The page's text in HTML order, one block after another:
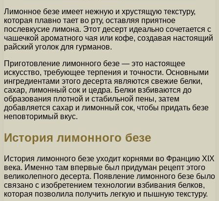
Лимонное безе имеет нежную и хрустящую текстуру,
которая плавно тает во рту, оставляя приятное
послевкусие лимона. Этот десерт идеально сочетается с
чашечкой ароматного чая или кофе, создавая настоящий
райский уголок для гурманов.
Приготовление лимонного безе — это настоящее
искусство, требующее терпения и точности. Основными
ингредиентами этого десерта являются свежие белки,
сахар, лимонный сок и цедра. Белки взбиваются до
образования плотной и стабильной пены, затем
добавляется сахар и лимонный сок, чтобы придать безе
неповторимый вкус.
История лимонного безе
История лимонного безе уходит корнями во Францию XIX
века. Именно там впервые был придуман рецепт этого
великолепного десерта. Появление лимонного безе было
связано с изобретением технологии взбивания белков,
которая позволила получить легкую и пышную текстуру.